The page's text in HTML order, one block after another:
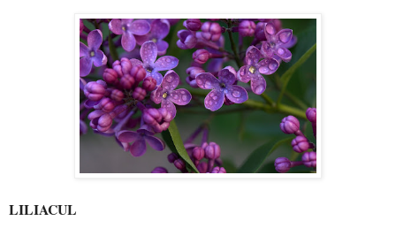
LILIACUL